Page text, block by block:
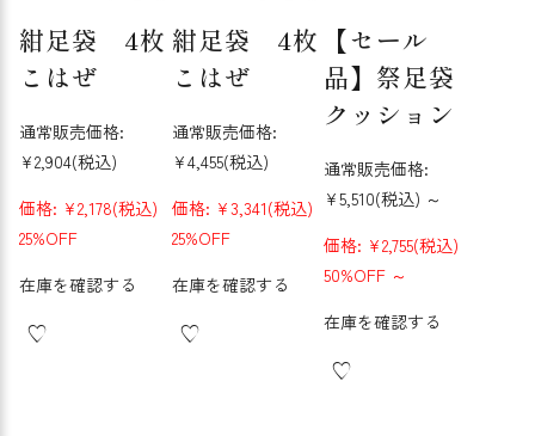
紺足袋 4枚
こはぜ
通常販売価格:
¥2,904(税込)
価格: ¥2,178(税込)
25%OFF
在庫を確認する
紺足袋 4枚
こはぜ
通常販売価格:
¥4,455(税込)
価格: ¥3,341(税込)
25%OFF
在庫を確認する
【セール
品】祭足袋
クッション
通常販売価格:
¥5,510(税込) ～
価格: ¥2,755(税込)
50%OFF ～
在庫を確認する